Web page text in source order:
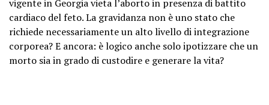
vigente in Georgia vieta l’aborto in presenza di battito
cardiaco del feto. La gravidanza non è uno stato che
richiede necessariamente un alto livello di integrazione
corporea? E ancora: è logico anche solo ipotizzare che un
morto sia in grado di custodire e generare la vita?